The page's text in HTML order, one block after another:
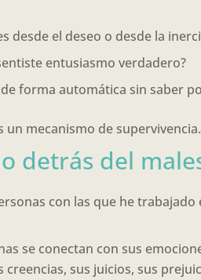
desde el deseo o desde la
entusiasmo verdadero?
forma automática sin saber
mecanismo de
detrás del
con las que he
se conectan con sus
sus juicios, sus